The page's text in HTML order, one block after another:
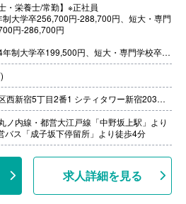
・栄養士/常勤】※正社員
制大学卒256,700円-288,700円、短大・専門
円‐286,700円
制大学卒199,500円、短大・専門学校卒19
手当
回
（年1回）
あり（上限50,000円/月）
東京都新宿区西新宿5丁目2番1 シティタワー新宿203号室
ノ内線・都営大江戸線「中野坂上駅」より
バス「成子坂下停留所」より徒歩4分
求人詳細を見る